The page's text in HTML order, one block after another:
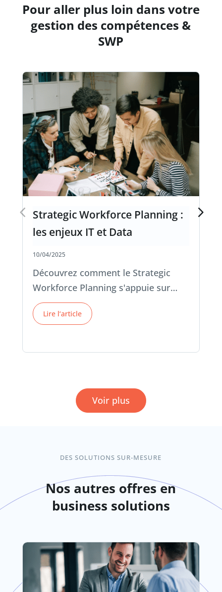
Pour aller plus loin dans votre
gestion des compétences &
SWP
Strategic Workforce Planning :
les enjeux IT et Data
10/04/2025
Découvrez comment le Strategic
Workforce Planning s'appuie sur…
Lire l‘article
Voir plus
DES SOLUTIONS SUR-MESURE
Nos autres offres en
business solutions